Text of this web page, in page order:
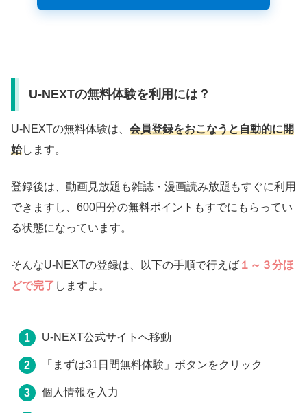
U-NEXTの無料体験を利用には？
U-NEXTの無料体験は、 会員登録をおこなうと自動的に開
始します。
登録後は、動画見放題も雑誌・漫画読み放題もすぐに利用
できますし、600円分の無料ポイントもすでにもらってい
る状態になっています。
そんなU-NEXTの登録は、以下の手順で行えば １～３分ほ
どで完了 しますよ。
U-NEXT公式サイトへ移動
「まずは31日間無料体験」ボタンをクリック
個人情報を入力